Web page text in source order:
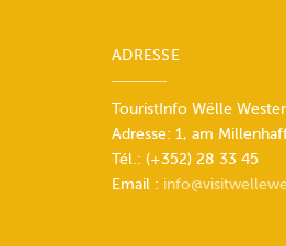
ADRESSE
TouristInfo Wëlle
Adresse: 1, am
Tél.: (+352) 28 33 45
Email :